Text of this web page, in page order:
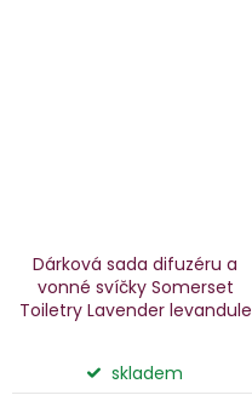
Dárková sada difuzéru a
vonné svíčky Somerset
Toiletry Lavender levandule
skladem